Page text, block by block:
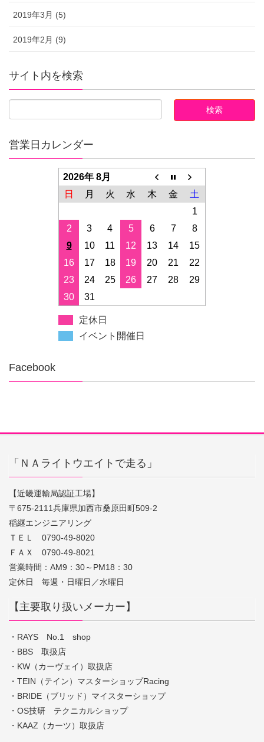
2019年3月 (5)
2019年2月 (9)
サイト内を検索
営業日カレンダー
2026年 8月
日
月 火 水 木 金
土
1
2
3 4 5 6 7
8
9
10 11 12 13 14
15
16
17 18 19 20 21
22
23
24 25 26 27 28
29
30
31
定休日
イベント開催日
Facebook
「ＮＡライトウエイトで走る」
【近畿運輸局認証工場】
〒675-2111兵庫県加西市桑原田町509-2
稲継エンジニアリング
ＴＥＬ 0790-49-8020
ＦＡＸ 0790-49-8021
営業時間：AM9：30～PM18：30
定休日 毎週・日曜日／水曜日
【主要取り扱いメーカー】
・RAYS No.1 shop
・BBS 取扱店
・KW（カーヴェイ）取扱店
・TEIN（テイン）マスターショップRacing
・BRIDE（ブリッド）マイスターショップ
・OS技研 テクニカルショップ
・KAAZ（カーツ）取扱店